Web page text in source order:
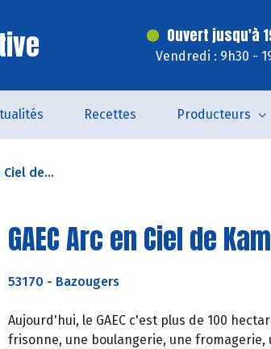
Ouvert jusqu'à
Vendredi : 9h30 -
Recettes Producteurs
Ciel de...
GAEC Arc en Ciel de Kam
53170 - Bazougers
Aujourd'hui, le GAEC c'est plus de 100
frisonne, une boulangerie, une fromagerie,